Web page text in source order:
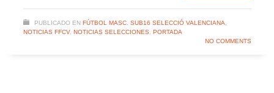
PUBLICADO EN FÚTBOL MASC. SUB16 SELECCIÓ VALENCIANA
NOTICIAS FFCV, NOTICIAS SELECCIONES, PORTADA
NO COMMENTS